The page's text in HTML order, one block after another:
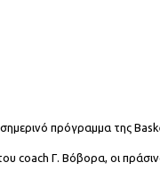
πρόγραμμα της
Γ. Βόβορα, οι